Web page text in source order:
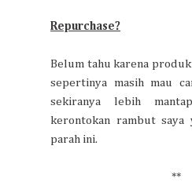
Repurchase?
Belum tahu karena
sepertinya masih mau
sekiranya lebih
kerontokan rambut saya
parah ini.
**